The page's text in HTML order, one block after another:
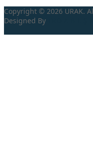
Copyright © 2026 URAK.
Designed By